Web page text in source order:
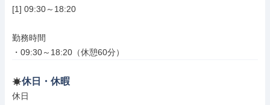
[1] 09:30～18:20
勤務時間
・09:30～18:20（休憩60分）
休日・休暇
休日